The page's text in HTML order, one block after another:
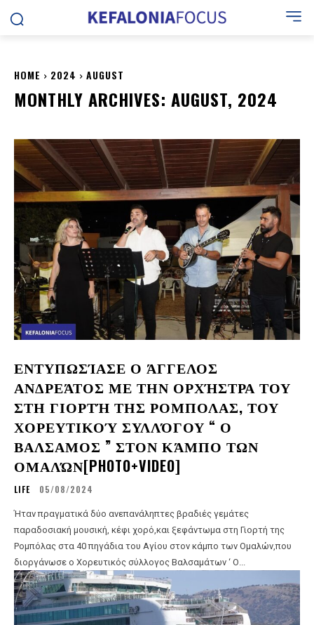
HOME 2024 AUGUST
MONTHLY ARCHIVES: AUGUST, 2024
ΕΝΤΥΠΩΣΊΑΣΕ Ο ΆΓΓΕΛΟΣ
ΑΝΔΡΕΆΤΟΣ ΜΕ ΤΗΝ ΟΡΧΉΣΤΡΑ ΤΟΥ
ΣΤΗ ΓΙΟΡΤΉ ΤΗΣ ΡΟΜΠΟΛΑΣ, ΤΟΥ
ΧΟΡΕΥΤΙΚΟΎ ΣΥΛΛΌΓΟΥ “ Ο
ΒΑΛΣΑΜΟΣ ” ΣΤΟΝ ΚΆΜΠΟ ΤΩΝ
ΟΜΑΛΏΝ[PHOTO+VIDEO]
LIFE 05/08/2024
Ήταν πραγματικά δύο ανεπανάληπτες βραδιές γεμάτες
παραδοσιακή μουσική, κέφι χορό,και ξεφάντωμα στη Γιορτή της
Ρομπόλας στα 40 πηγάδια του Αγίου στον κάμπο των Ομαλών,που
διοργάνωσε ο Χορευτικός σύλλογος Βαλσαμάτων ‘ Ο...